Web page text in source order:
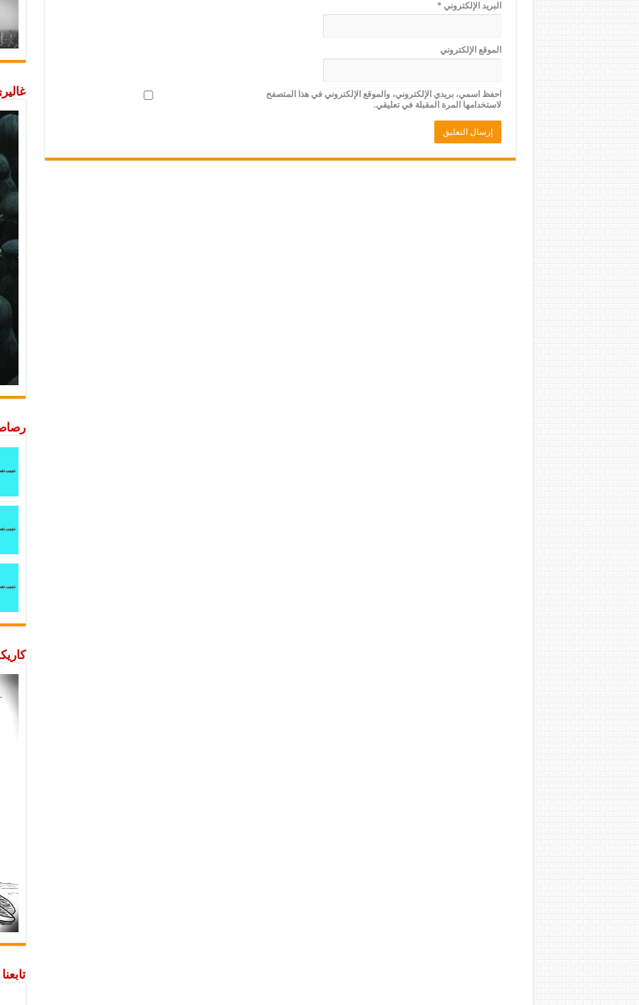
البريد الإلكتروني*
الموقع الإلكتروني
احفظ اسمي، بريدي الإلكتروني، والموقع الإلكتروني في هذا المتصفح
لاستخدامها المرة المقبلة في تعليقي.